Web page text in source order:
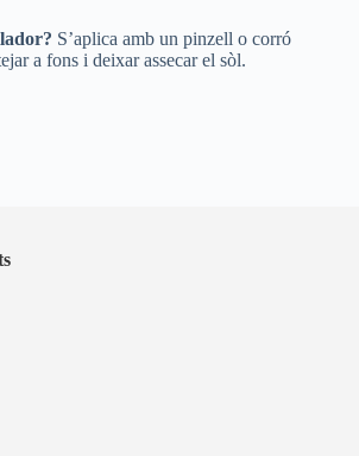
S’aplica amb un pinzell o corró
a fons i deixar assecar el sòl.